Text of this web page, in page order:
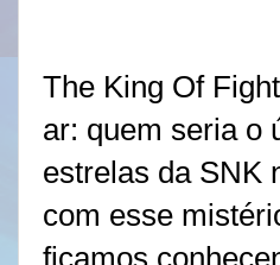
The King Of
ar: quem seria o
estrelas da SNK
com esse
ficamos